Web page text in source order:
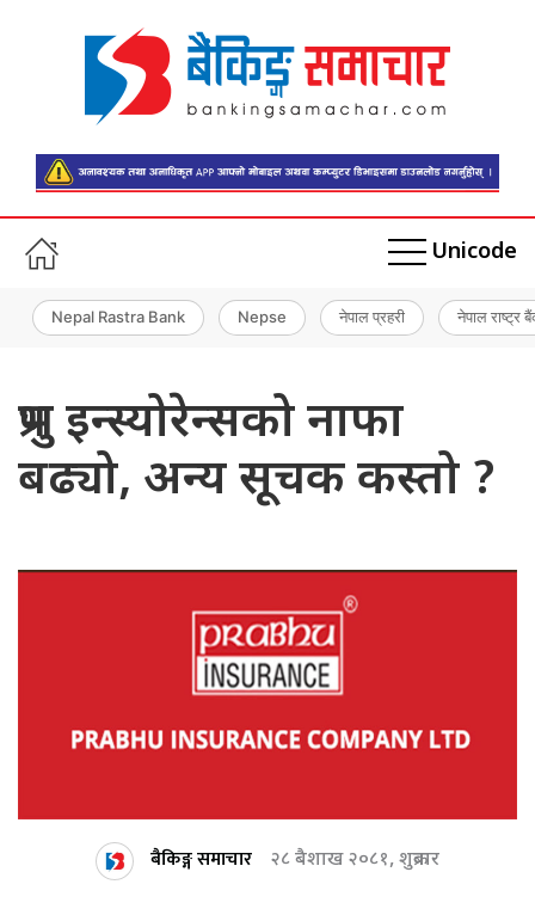
Unicode
Nepal Rastra Bank Nepse नेपाल प्रहरी नेपाल राष्ट्र
प्रभु इन्स्योरेन्सको नाफा
बढ्यो, अन्य सूचक कस्तो ?
बैकिङ्ग समाचार २८ बैशाख २०८१, शुक्रबार